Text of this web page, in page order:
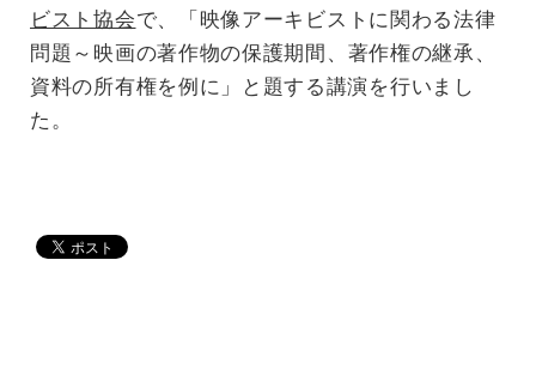
ビスト協会で、「 映像アーキビストに関わる法律
問題～映画の著作物の保護期間、 著作権の継承、
資料の所有権を例に」と題する講演を行いまし
た。